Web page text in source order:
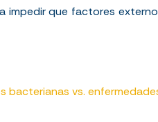
impedir que factores
bacterianas vs.